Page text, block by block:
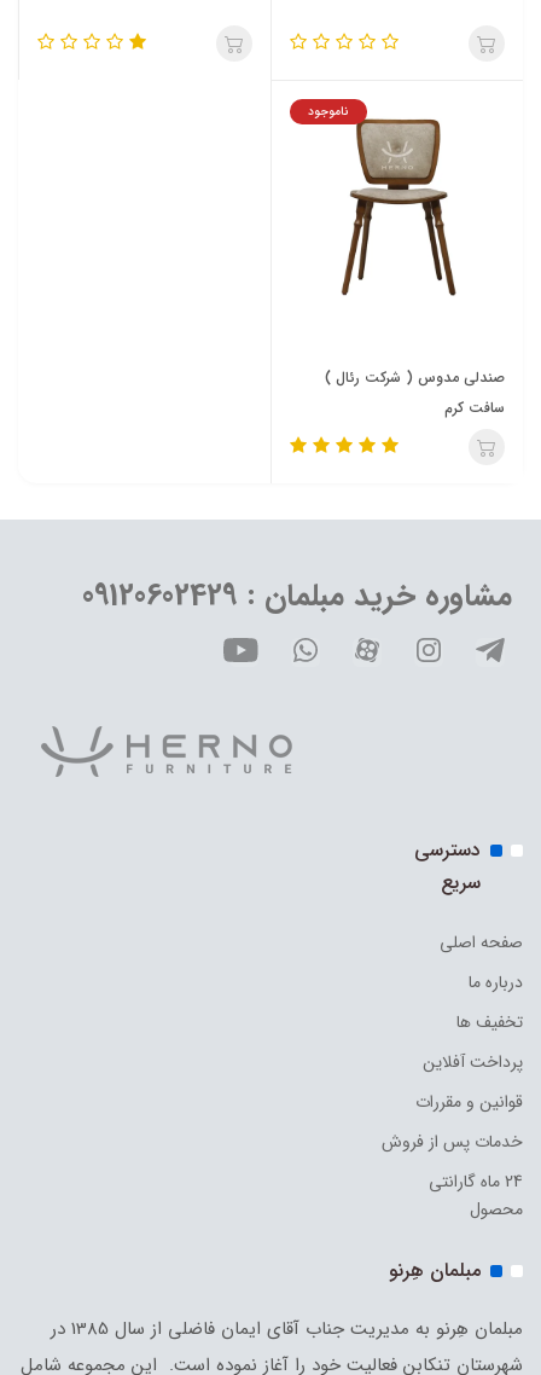
ناموجود
صندلی مدوس ( شرکت رئال )
سافت کرم
مشاوره خرید مبلمان : 09120602429
دسترسی
سریع
صفحه اصلی
درباره ما
تخفیف ها
پرداخت آفلاین
قوانین و مقررات
خدمات پس از فروش
24 ماه گارانتی
محصول
مبلمان هِرنو
مبلمان هِرنو به مدیریت جناب آقای ایمان فاضلی از سال 1385 در
شهرستان تنکابن فعالیت خود را آغاز نموده است. این مجموعه شامل